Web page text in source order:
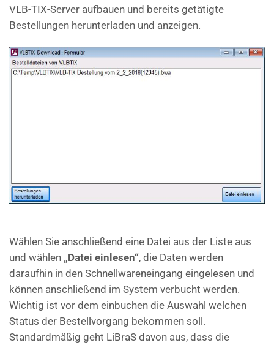
VLB-TIX-Server aufbauen und bereits getätigte
Bestellungen herunterladen und anzeigen.
Wählen Sie anschließend eine Datei aus der Liste aus
und wählen „Datei einlesen“, die Daten werden
daraufhin in den Schnellwareneingang eingelesen und
können anschließend im System verbucht werden.
Wichtig ist vor dem einbuchen die Auswahl welchen
Status der Bestellvorgang bekommen soll.
Standardmäßig geht LiBraS davon aus, dass die